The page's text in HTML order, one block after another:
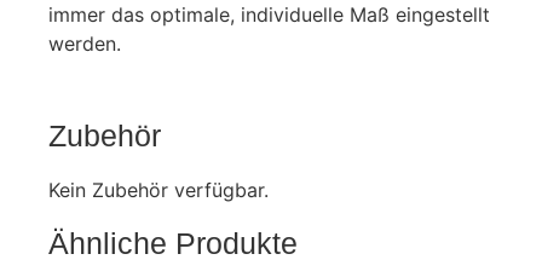
immer das optimale, individuelle Maß eingestellt
werden.
Zubehör
Kein Zubehör verfügbar.
Ähnliche Produkte